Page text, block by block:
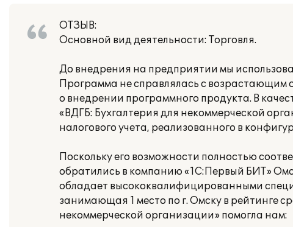
ОТЗЫВ:
Основной вид деятельности: Торговля.
До внедрения на предприятии мы
Программа не справлялась с
о внедрении программного продукта. В
«ВДГБ: Бухгалтерия для некоммерческой
налогового учета, реализованного в
Поскольку его возможности полностью
обратились в компанию «1С:Первый БИТ»
обладает высококвалифицированными
занимающая 1 место по г. Омску в рейтинге
некоммерческой организации» помогла нам: